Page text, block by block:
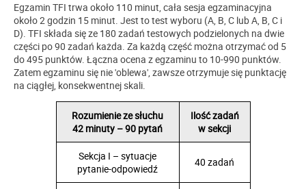
Egzamin TFI trwa około 110 minut, cała sesja egzaminacyjna
około 2 godzin 15 minut. Jest to test wyboru (A, B, C lub A, B, C i
D). TFI składa się ze 180 zadań testowych podzielonych na dwie
części po 90 zadań każda. Za każdą część można otrzymać od 5
do 495 punktów. Łączna ocena z egzaminu to 10-990 punktów.
Zatem egzaminu się nie 'oblewa', zawsze otrzymuje się punktację
na ciągłej, konsekwentnej skali.
Rozumienie ze słuchu
42 minuty – 90 pytań
Ilość zadań
w sekcji
Sekcja I – sytuacje
pytanie-odpowiedź
40 zadań